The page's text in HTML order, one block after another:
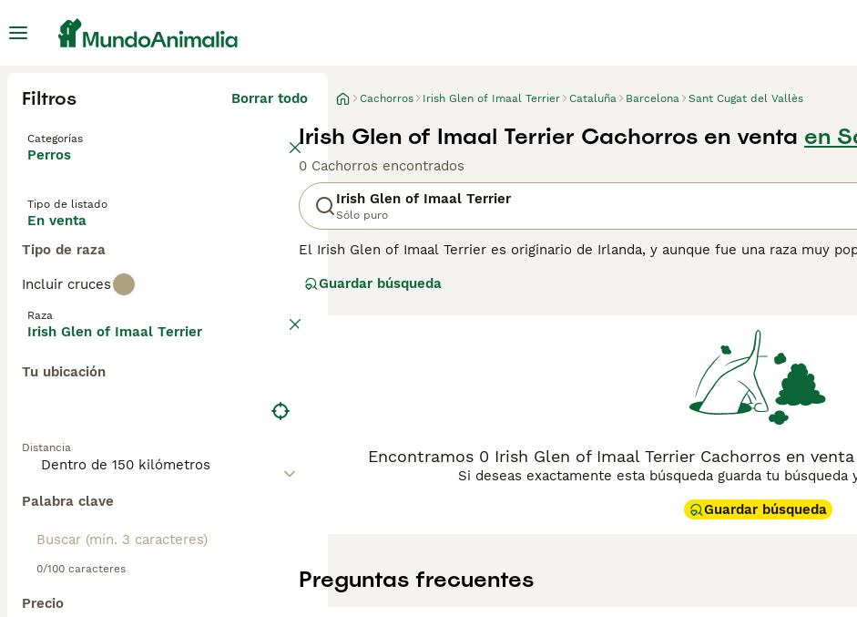
Filtros Borrar todo
Categorías
Perros
Tipo de listado
En venta
Tipo de raza
Incluir cruces
Raza
Irish Glen of Imaal Terrier
Tu ubicación
Distancia
Palabra clave
0/100 caracteres
Precio
Cachorros Irish Glen of Imaal Terrier Cataluña Barcelona Sant Cugat del Vallès
Irish Glen of Imaal Terrier Cachorros en venta en
0 Cachorros encontrados
Irish Glen of Imaal Terrier
Sólo puro
El Irish Glen of Imaal Terrier es originario de Irlanda, y aunque fue una raza muy
el Wicklow Terrier, este perro es duro pero extremadamente manso, lo que lo ha
para obtener información sobre esta raza de perro.
Guardar búsqueda
Encontramos 0 Irish Glen of Imaal Terrier Cachorros en
Si deseas exactamente esta búsqueda guarda tu
Guardar búsqueda
Preguntas frecuentes